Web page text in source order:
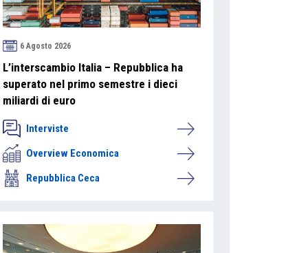
6 Agosto 2026
L’interscambio Italia – Repubblica ha
superato nel primo semestre i dieci
miliardi di euro
Interviste
Overview Economica
Repubblica Ceca